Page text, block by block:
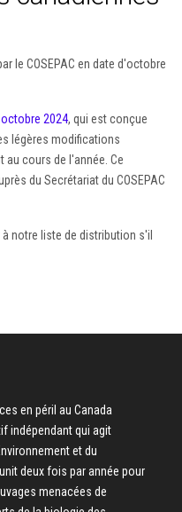
le COSEPAC en date d'octobre
2024, qui est conçue
légères modifications
au cours de l'année. Ce
du Secrétariat du COSEPAC
notre liste de distribution s'il
en péril au Canada
indépendant qui agit
et du
deux fois par année pour
menacées de